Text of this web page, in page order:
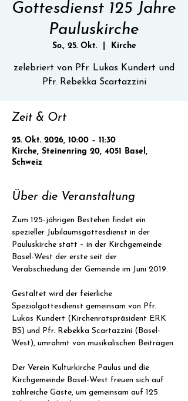
Gottesdienst 125 Jahre
Pauluskirche
So., 25. Okt.
  |
Kirche
zelebriert von Pfr. Lukas Kundert und
Pfr. Rebekka Scartazzini
Zeit & Ort
25. Okt. 2026, 10:00 – 11:30
Kirche, Steinenring 20, 4051 Basel,
Schweiz
Über die Veranstaltung
Zum 125-jährigen Bestehen findet ein
spezieller Jubiläumsgottesdienst in der
Pauluskirche statt – in der Kirchgemeinde
Basel-West der erste seit der
Verabschiedung der Gemeinde im Juni 2019.
Gestaltet wird der feierliche
Spezialgottesdienst gemeinsam von Pfr.
Lukas Kundert (Kirchenratspräsident ERK
BS) und Pfr. Rebekka Scartazzini (Basel-
West), umrahmt von musikalischen Beiträgen.
Der Verein Kulturkirche Paulus und die
Kirchgemeinde Basel-West freuen sich auf
zahlreiche Gäste, um gemeinsam auf 125